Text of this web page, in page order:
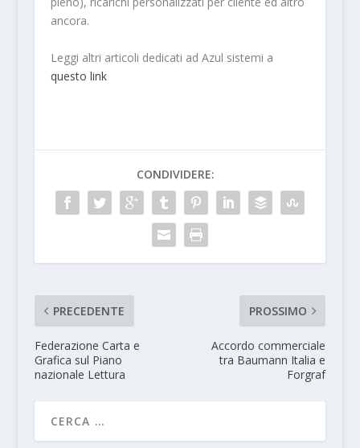
ancora.
Leggi altri articoli dedicati ad Azul sistemi a
questo link
CONDIVIDERE:
PRECEDENTE
Federazione Carta e
Grafica sul Piano
nazionale Lettura
PROSSIMO
Accordo commerciale
tra Baumann Italia e
Forgraf